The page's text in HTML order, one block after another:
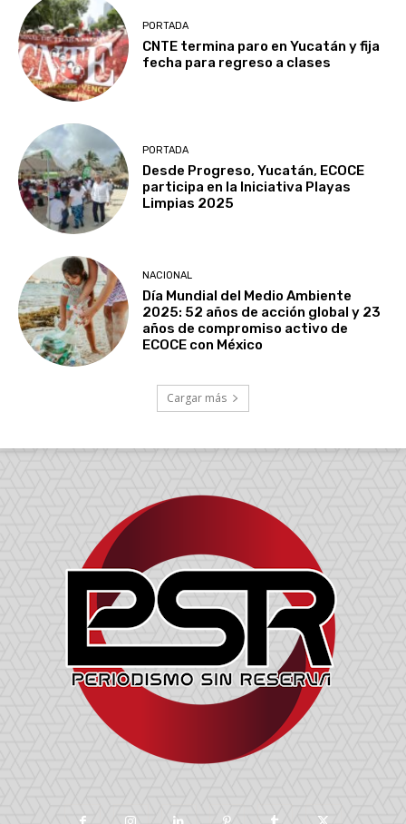
PORTADA
CNTE termina paro en Yucatán y fija
fecha para regreso a clases
PORTADA
Desde Progreso, Yucatán, ECOCE
participa en la Iniciativa Playas
Limpias 2025
NACIONAL
Día Mundial del Medio Ambiente
2025: 52 años de acción global y 23
años de compromiso activo de
ECOCE con México
Cargar más